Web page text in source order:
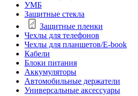
УМБ
Защитные стекла
Защитные пленки
Чехлы для телефонов
Чехлы для планшетов/E-book
Кабели
Блоки питания
Аккумуляторы
Автомобильные держатели
Универсальные аксессуары